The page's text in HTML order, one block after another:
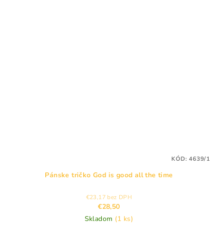
Pánske tričko God is good all the time
€23,17 bez DPH
€28,50
Skladom (1 ks)
KÓD:4639/1